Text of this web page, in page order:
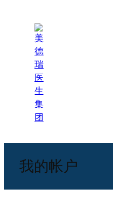
我的帐户